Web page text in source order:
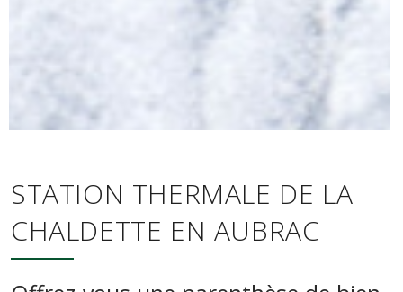
STATION THERMALE DE LA
CHALDETTE EN AUBRAC